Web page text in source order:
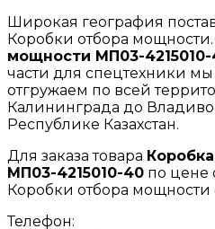
Широкая география
Коробки отбора мощности.
мощности МП03-
части для спецтехники
отгружаем по всей
Калининграда до
Республике Казахстан.
Для заказа товара
МП03-4215010-40 по цене
Коробки отбора мощности
Телефон: